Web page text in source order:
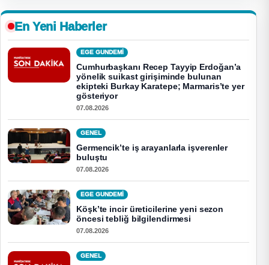
En Yeni Haberler
EGE GUNDEMİ
Cumhurbaşkanı Recep Tayyip Erdoğan’a
yönelik suikast girişiminde bulunan
ekipteki Burkay Karatepe; Marmaris’te yer
gösteriyor
07.08.2026
GENEL
Germencik’te iş arayanlarla işverenler
buluştu
07.08.2026
EGE GUNDEMİ
Köşk’te incir üreticilerine yeni sezon
öncesi tebliğ bilgilendirmesi
07.08.2026
GENEL